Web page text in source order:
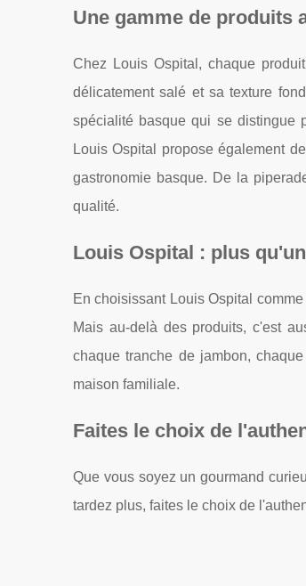
Une gamme de produits
Chez Louis Ospital, chaque
délicatement salé et sa texture
spécialité basque qui se distingue
Louis Ospital propose également
gastronomie basque. De la
qualité.
Louis Ospital : plus
En choisissant Louis Ospital
Mais au-delà des produits, c'est
chaque tranche de jambon,
maison familiale.
Faites le choix de
Que vous soyez un gourmand
tardez plus, faites le choix de